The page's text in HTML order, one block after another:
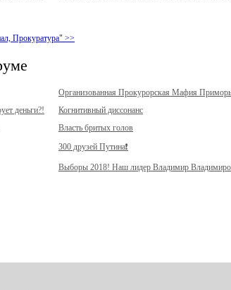
Прокуратура" >>
Организованная Прокурорская Мафия
деньги?!
Когнитивный диссонанс
Власть бритых голов
300 друзей Путина❗️
Выборы 2018! Наш лидер Владимир